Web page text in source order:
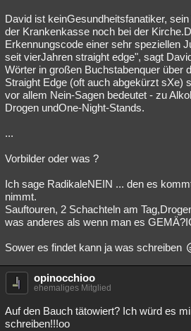
David ist keinGesundheitsfanatiker,
der Krankenkasse noch bei der
Erkennungscode einer sehr speziellen
seit vierJahren straight edge", sagt
Wörter in großen Buchstabenquer über
Straight Edge (oft auch abgekürzt sXe)
vor allem Nein-Sagen bedeutet - zu
Drogen undOne-Night-Stands.
...
Vorbilder oder was ?
Ich sage RadikaleNEIN ... den es
nimmt.
Sauftouren, 2 Schachteln am
was anderes als wenn man es
Sower es findet kann ja was schreiben
opinocchioo
ehemaliges Mitglied
Auf den Bauch tätowiert? Ich würd es
schreiben!!!oo